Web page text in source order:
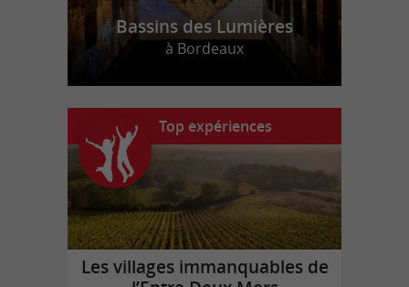
Bassins des Lumières
à Bordeaux
Top expériences
Les villages immanquables de